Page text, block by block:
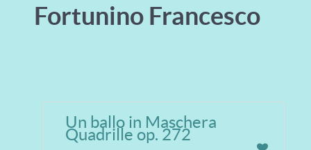
Fortunino Francesco
Un ballo in Maschera
Quadrille op. 272